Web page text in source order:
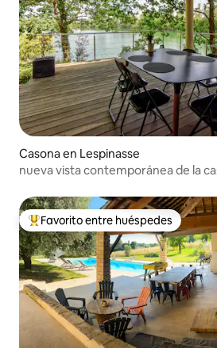
Casona en Lespinasse
nueva vista contemporánea de la
Favorito entre los huéspedes más
Favorito entre huéspedes